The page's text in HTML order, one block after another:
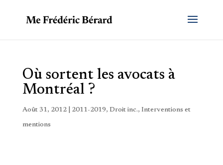
Où sortent les avocats à
Montréal ?
Août 31, 2012| 2011-2019, Droit inc., Interventions et
mentions